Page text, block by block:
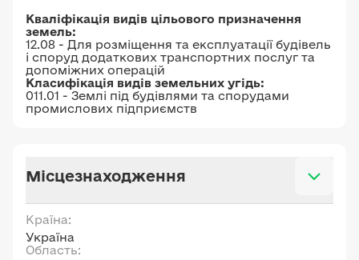
Кваліфікація видів цільового призначення
земель:
12.08 - Для розміщення та експлуатації будівель
і споруд додаткових транспортних послуг та
допоміжних операцій
Класифікація видів земельних угідь:
011.01 - Землі під будівлями та спорудами
промислових підприємств
Місцезнаходження
Країна:
Україна
Область: